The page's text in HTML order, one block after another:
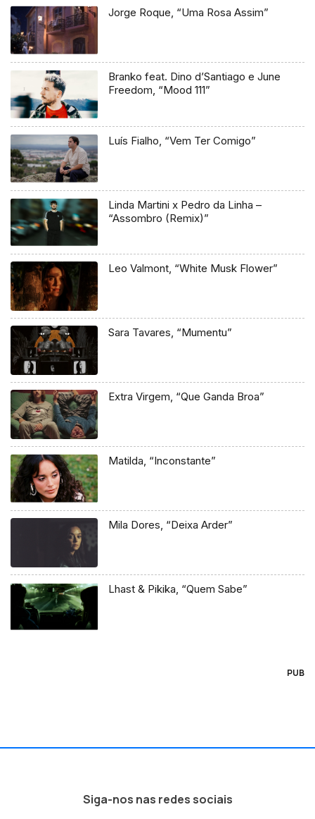
Jorge Roque, “Uma Rosa Assim”
Branko feat. Dino d’Santiago e June
Freedom, “Mood 111”
Luís Fialho, “Vem Ter Comigo”
Linda Martini x Pedro da Linha –
“Assombro (Remix)”
Leo Valmont, “White Musk Flower”
Sara Tavares, “Mumentu”
Extra Virgem, “Que Ganda Broa”
Matilda, “Inconstante”
Mila Dores, “Deixa Arder”
Lhast & Pikika, “Quem Sabe”
PUB
Siga-nos nas redes sociais